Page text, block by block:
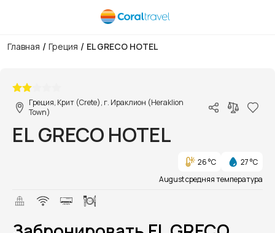
Главная / Греция / EL GRECO HOTEL
Греция, Крит (Crete), г. Ираклион (Heraklion
Town)
EL GRECO HOTEL
26 °C
27 °C
August средняя температура